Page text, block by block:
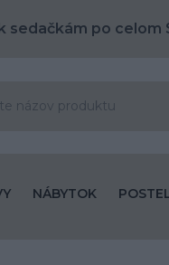
sedačkám po celom
NÁBYTOK